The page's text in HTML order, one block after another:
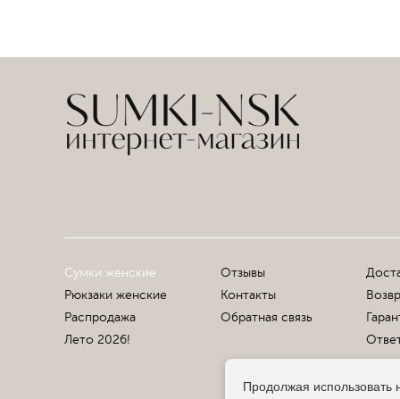
Сумки женские
Рюкзаки женские
Распродажа
Лето 2026!
Отзывы
Контакты
Обратная связь
Продолжая